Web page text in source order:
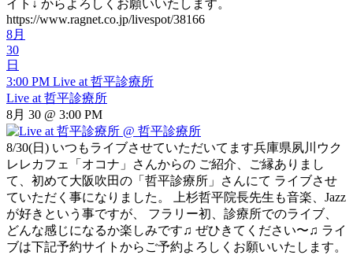
イト↓ からよろしくお願いいたします。
https://www.ragnet.co.jp/livespot/38166
8月
30
日
3:00 PM Live at 哲平診療所
Live at 哲平診療所
8月 30 @ 3:00 PM
8/30(日) いつもライブさせていただいてます兵庫県夙川ウク
レレカフェ「オコナ」さんからの ご紹介、ご縁ありまし
て、初めて大阪吹田の「哲平診療所」さんにて ライブさせ
ていただく事になりました。 上杉哲平院長先生も音楽、Jazz
が好きという事ですが、 フラリー初、診療所でのライブ、
どんな感じになるか楽しみです♫ ぜひきてください〜♫ ライ
ブは下記予約サイトからご予約よろしくお願いいたします。